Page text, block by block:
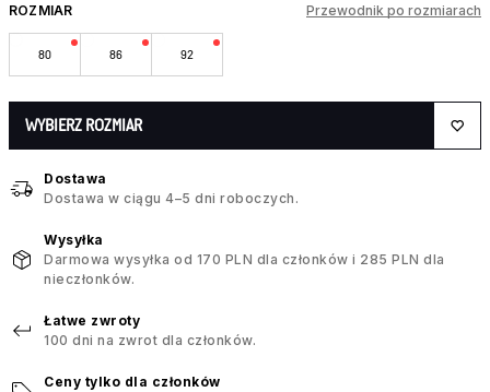
ROZMIAR Przewodnik po rozmiarach
80 86 92
WYBIERZ ROZMIAR
Dostawa
Dostawa w ciągu 4–5 dni roboczych.
Wysyłka
Darmowa wysyłka od 170 PLN dla członków i 285 PLN dla
nieczłonków.
Łatwe zwroty
100 dni na zwrot dla członków.
Ceny tylko dla członków